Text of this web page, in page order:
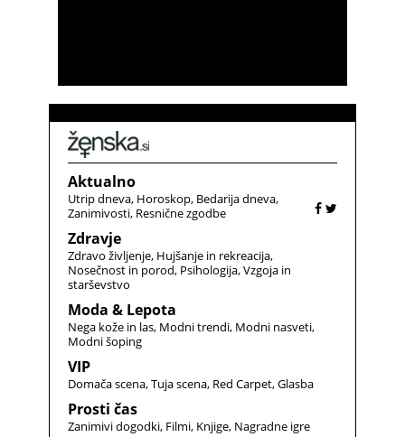
Aktualno
Utrip dneva Horoskop Bedarija dneva
Zanimivosti Resnične zgodbe
Zdravje
Zdravo življenje Hujšanje in rekreacija
Nosečnost in porod Psihologija Vzgoja in
starševstvo
Moda & Lepota
Nega kože in las Modni trendi Modni nasveti
Modni šoping
VIP
Domača scena Tuja scena Red Carpet Glasba
Prosti čas
Zanimivi dogodki Filmi Knjige Nagradne igre